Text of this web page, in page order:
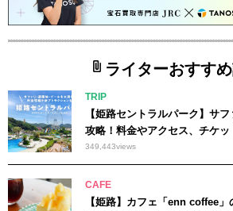
ライターおすす
TRIP
【姫路セントラルパーク】サ
攻略！料金やアクセス、チケッ
349,443views
CAFE
【姫路】カフェ「enn coffee